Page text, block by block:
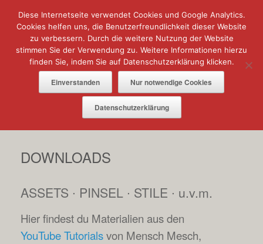
springen
Menü
DOWNLOADS
ASSETS ∙ PINSEL ∙ STILE ∙ u.v.m.
Hier findest du Materialien aus den
YouTube Tutorialsvon Mensch Mesch,
Diese Internetseite verwendet Cookies und Google Analytics.
Cookies helfen uns, die Benutzerfreundlichkeit dieser Website
zu verbessern. Durch die weitere Nutzung der Website
stimmen Sie der Verwendung zu. Weitere Informationen hierzu
finden Sie, indem Sie auf Datenschutzerklärung klicken.
Einverstanden Nur notwendige Cookies
Datenschutzerklärung